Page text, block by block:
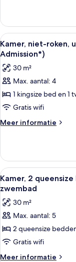
(Includes
Early
Park
Admission*)
laden
kamer,
queensize
bedden,
roken
(Includes
Park
Admission*)
Alle
foto's
voor
Kamer,
niet-
roken,
uitzicht
op
Early
Park
Admission*)
laden
6
Kamer, niet-roken,
Admission*)
30 m²
Max. aantal: 4
1 kingsize bed en 1
Gratis wifi
Meer informatie
Meer
niet-
roken,
uitzicht
op
(Includes
Early
Admission*)
Alle
foto's
voor
Kamer,
2
queensize
bedden,
niet-
7
Kamer, 2
zwembad
30 m²
Max. aantal: 5
2 queensize
Gratis wifi
Meer informatie
Meer